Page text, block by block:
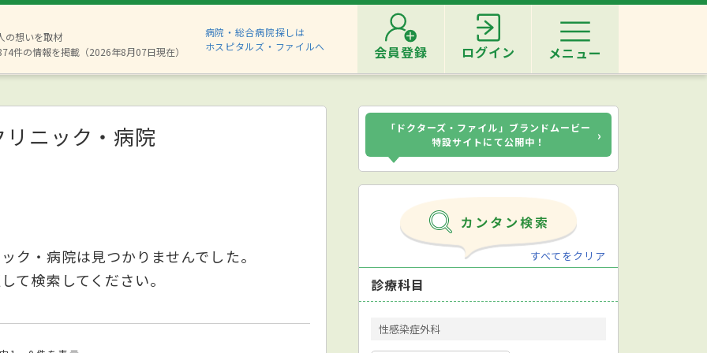
の想いを取材
件の情報を掲載（2026年8月07日現在）
病院・総合病院探しは
ホスピタルズ・ファイルへ
会員登録 ログイン メニュー
リニック・病院
ク・病院は見つかりませんでした。
て検索してください。
「ドクターズ・ファイル」ブランドムービー
特設サイトにて公開中！
›
すべてをクリア
診療科目
性感染症外科